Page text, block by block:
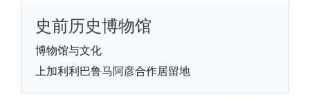
史前历史博物馆
博物馆与文化
上加利利巴鲁马阿彦合作居留地